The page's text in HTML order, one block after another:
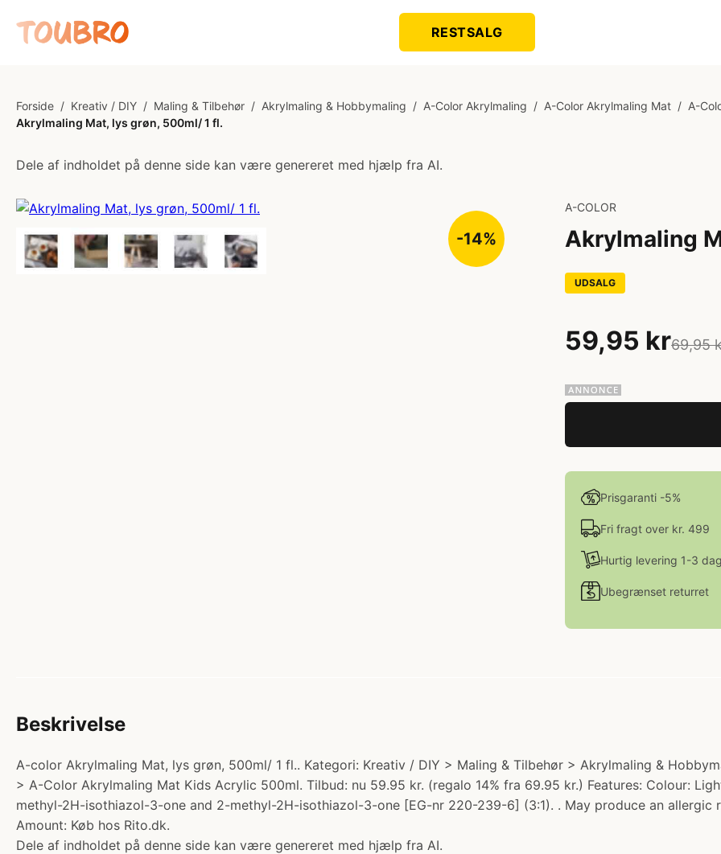
RESTSALG
Forside / Kreativ / DIY / Maling & Tilbehør / Akrylmaling & Hobbymaling / A-Color Akrylmaling / A-Color Akrylmaling Mat / A-
Akrylmaling Mat, lys grøn, 500ml/ 1 fl.
Dele af indholdet på denne side kan være genereret med hjælp fra AI.
-14%
A-COLOR
Akrylmaling
UDSALG
59,95 kr69,95
Prisgaranti -5%
Fri fragt over kr. 499
Hurtig levering 1-3
Ubegrænset returret
Beskrivelse
A-color Akrylmaling Mat, lys grøn, 500ml/ 1 fl.. Kategori: Kreativ / DIY > Maling & Tilbehør > Akrylmaling &
> A-Color Akrylmaling Mat Kids Acrylic 500ml. Tilbud: nu 59.95 kr. (regalo 14% fra 69.95 kr.) Features: Colour:
methyl-2H-isothiazol-3-one and 2-methyl-2H-isothiazol-3-one [EG-nr 220-239-6] (3:1). . May produce an allergic
Amount: Køb hos Rito.dk.
Dele af indholdet på denne side kan være genereret med hjælp fra AI.